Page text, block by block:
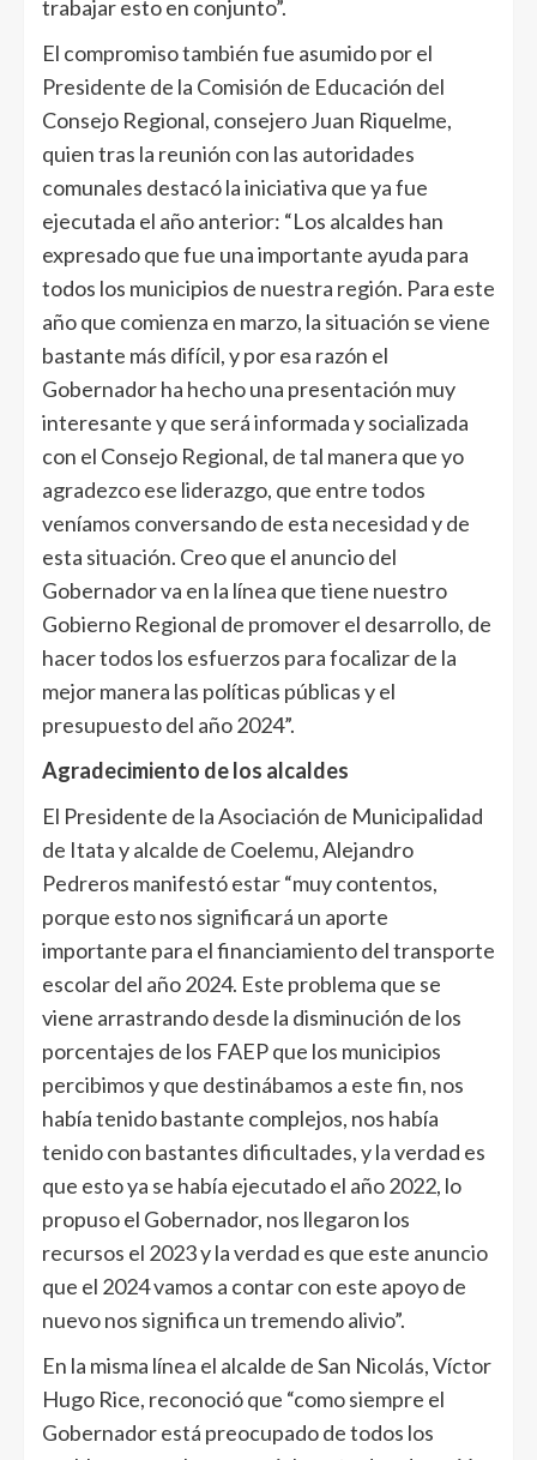
trabajar esto en conjunto”.
El compromiso también fue asumido por el
Presidente de la Comisión de Educación del
Consejo Regional, consejero Juan Riquelme,
quien tras la reunión con las autoridades
comunales destacó la iniciativa que ya fue
ejecutada el año anterior: “Los alcaldes han
expresado que fue una importante ayuda para
todos los municipios de nuestra región. Para este
año que comienza en marzo, la situación se viene
bastante más difícil, y por esa razón el
Gobernador ha hecho una presentación muy
interesante y que será informada y socializada
con el Consejo Regional, de tal manera que yo
agradezco ese liderazgo, que entre todos
veníamos conversando de esta necesidad y de
esta situación. Creo que el anuncio del
Gobernador va en la línea que tiene nuestro
Gobierno Regional de promover el desarrollo, de
hacer todos los esfuerzos para focalizar de la
mejor manera las políticas públicas y el
presupuesto del año 2024”.
Agradecimiento de los alcaldes
El Presidente de la Asociación de Municipalidad
de Itata y alcalde de Coelemu, Alejandro
Pedreros manifestó estar “muy contentos,
porque esto nos significará un aporte
importante para el financiamiento del transporte
escolar del año 2024. Este problema que se
viene arrastrando desde la disminución de los
porcentajes de los FAEP que los municipios
percibimos y que destinábamos a este fin, nos
había tenido bastante complejos, nos había
tenido con bastantes dificultades, y la verdad es
que esto ya se había ejecutado el año 2022, lo
propuso el Gobernador, nos llegaron los
recursos el 2023 y la verdad es que este anuncio
que el 2024 vamos a contar con este apoyo de
nuevo nos significa un tremendo alivio”.
En la misma línea el alcalde de San Nicolás, Víctor
Hugo Rice, reconoció que “como siempre el
Gobernador está preocupado de todos los